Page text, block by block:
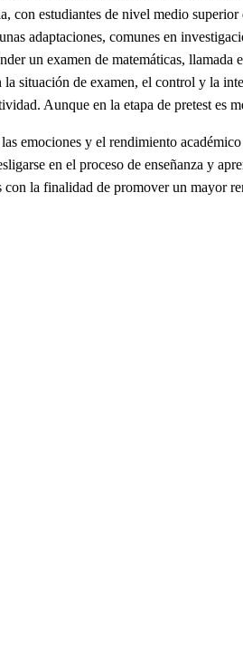
estudiantes de nivel medio
adaptaciones, comunes en
un examen de matemáticas,
de examen, el control y la
Aunque en la etapa de pretest es
emociones y el rendimiento
en el proceso de enseñanza y
la finalidad de promover un mayor